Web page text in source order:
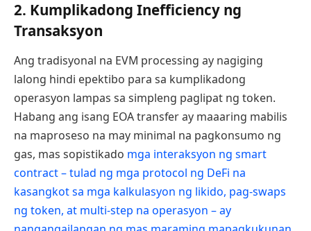
2. Kumplikadong Inefficiency ng
Transaksyon
Ang tradisyonal na EVM processing ay nagiging
lalong hindi epektibo para sa kumplikadong
operasyon lampas sa simpleng paglipat ng token.
Habang ang isang EOA transfer ay maaaring mabilis
na maproseso na may minimal na pagkonsumo ng
gas, mas sopistikado mga interaksyon ng smart
contract – tulad ng mga protocol ng DeFi na
kasangkot sa mga kalkulasyon ng likido, pag-swaps
ng token, at multi-step na operasyon – ay